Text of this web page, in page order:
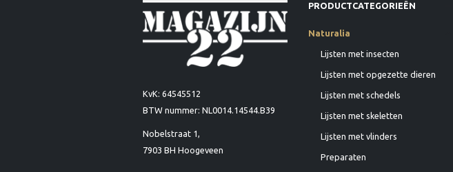
KvK: 64545512
BTW nummer: NL0014.14544.B39
Nobelstraat 1,
7903 BH Hoogeveen
PRODUCTCATEGORIEËN
Naturalia
Lijsten met insecten
Lijsten met opgezette dieren
Lijsten met schedels
Lijsten met skeletten
Lijsten met vlinders
Preparaten